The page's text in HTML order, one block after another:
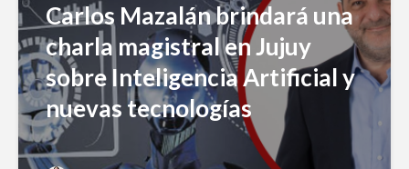
Carlos Mazalán brindará una
charla magistral en Jujuy
sobre Inteligencia Artificial y
nuevas tecnologías